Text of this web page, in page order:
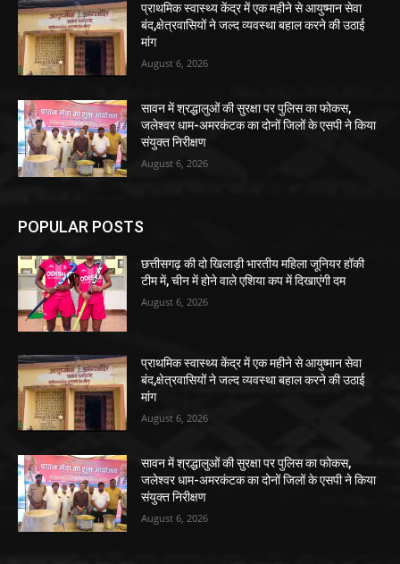
प्राथमिक स्वास्थ्य केंद्र में एक महीने से आयुष्मान सेवा
बंद,क्षेत्रवासियों ने जल्द व्यवस्था बहाल करने की उठाई
मांग
August 6, 2026
सावन में श्रद्धालुओं की सुरक्षा पर पुलिस का फोकस,
जलेश्वर धाम-अमरकंटक का दोनों जिलों के एसपी ने किया
संयुक्त निरीक्षण
August 6, 2026
POPULAR POSTS
छत्तीसगढ़ की दो खिलाड़ी भारतीय महिला जूनियर हॉकी
टीम में, चीन में होने वाले एशिया कप में दिखाएंगी दम
August 6, 2026
प्राथमिक स्वास्थ्य केंद्र में एक महीने से आयुष्मान सेवा
बंद,क्षेत्रवासियों ने जल्द व्यवस्था बहाल करने की उठाई
मांग
August 6, 2026
सावन में श्रद्धालुओं की सुरक्षा पर पुलिस का फोकस,
जलेश्वर धाम-अमरकंटक का दोनों जिलों के एसपी ने किया
संयुक्त निरीक्षण
August 6, 2026